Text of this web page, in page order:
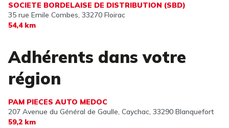
SOCIETE BORDELAISE DE DISTRIBUTION (SBD)
35 rue Emile Combes, 33270 Floirac
54,4 km
Adhérents dans votre
région
PAM PIECES AUTO MEDOC
207 Avenue du Général de Gaulle, Caychac, 33290 Blanquefort
59,2 km